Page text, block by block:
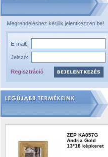
Megrendeléshez kérjük jelentkezzen be!
E-mail:
Jelszó:
Regisztráció
ZEP KA857G
Andria Gold
13*18 képkeret